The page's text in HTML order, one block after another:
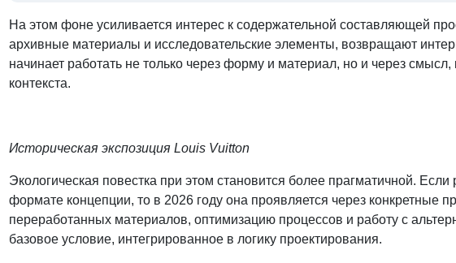
На этом фоне усиливается интерес к содержательной составляющей
архивные материалы и исследовательские элементы, возвращают
начинает работать не только через форму и материал, но и через смысл,
контекста.
Историческая экспозиция Louis Vuitton
Экологическая повестка при этом становится более прагматичной.
формате концепции, то в 2026 году она проявляется через конкретные
переработанных материалов, оптимизацию процессов и работу с
базовое условие, интегрированное в логику проектирования.